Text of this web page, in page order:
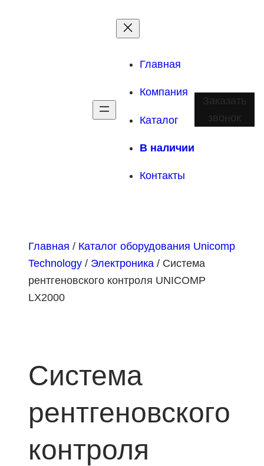
Главная
Компания
Каталог
В наличии
Контакты
Заказать
звонок
Главная / Каталог оборудования Unicomp
Technology / Электроника / Система
рентгеновского контроля UNICOMP
LX2000
Система
рентгеновского
контроля